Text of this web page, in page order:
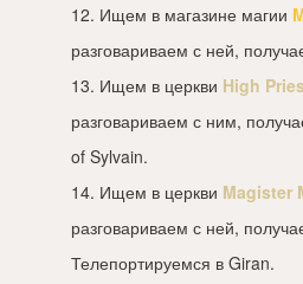
12. Ищем в магазине магии
разговариваем с ней,
13. Ищем в церкви High
разговариваем с ним,
of Sylvain.
14. Ищем в церкви Magister
разговариваем с ней,
Телепортируемся в Giran.